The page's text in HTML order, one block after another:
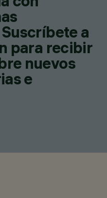
a
para recibir
nuevos
e